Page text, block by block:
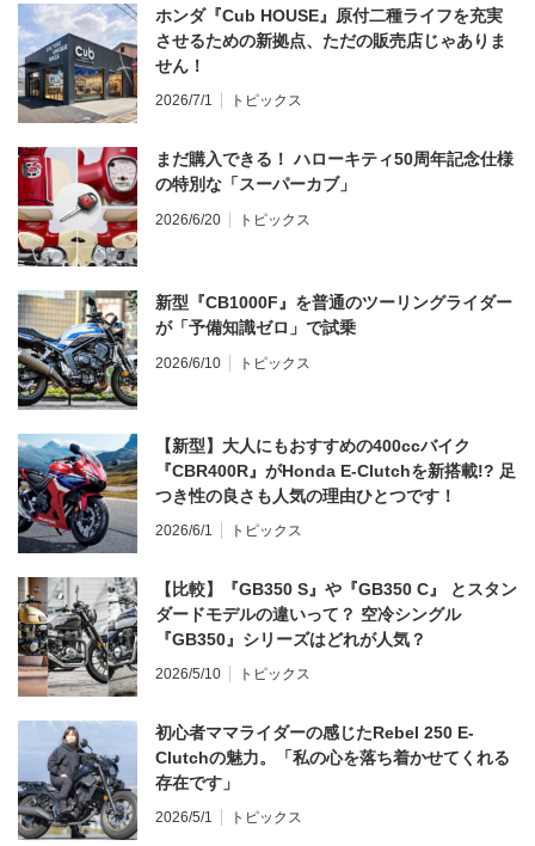
ホンダ『Cub HOUSE』原付二種ライフを充実
させるための新拠点、ただの販売店じゃありま
せん！
2026/7/1 トピックス
まだ購入できる！ ハローキティ50周年記念仕様
の特別な「スーパーカブ」
2026/6/20 トピックス
新型『CB1000F』を普通のツーリングライダー
が「予備知識ゼロ」で試乗
2026/6/10 トピックス
【新型】大人にもおすすめの400ccバイク
『CBR400R』がHonda E-Clutchを新搭載!? 足
つき性の良さも人気の理由ひとつです！
2026/6/1 トピックス
【比較】『GB350 S』や『GB350 C』 とスタン
ダードモデルの違いって？ 空冷シングル
『GB350』シリーズはどれが人気？
2026/5/10 トピックス
初心者ママライダーの感じたRebel 250 E-
Clutchの魅力。「私の心を落ち着かせてくれる
存在です」
2026/5/1 トピックス